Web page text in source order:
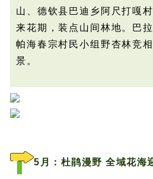
山、德钦县巴迪乡阿尺打嘎
来花期，装点山间林地。巴
帕海春宗村民小组野杏林竞
景。
5月：杜鹃漫野 全域花海